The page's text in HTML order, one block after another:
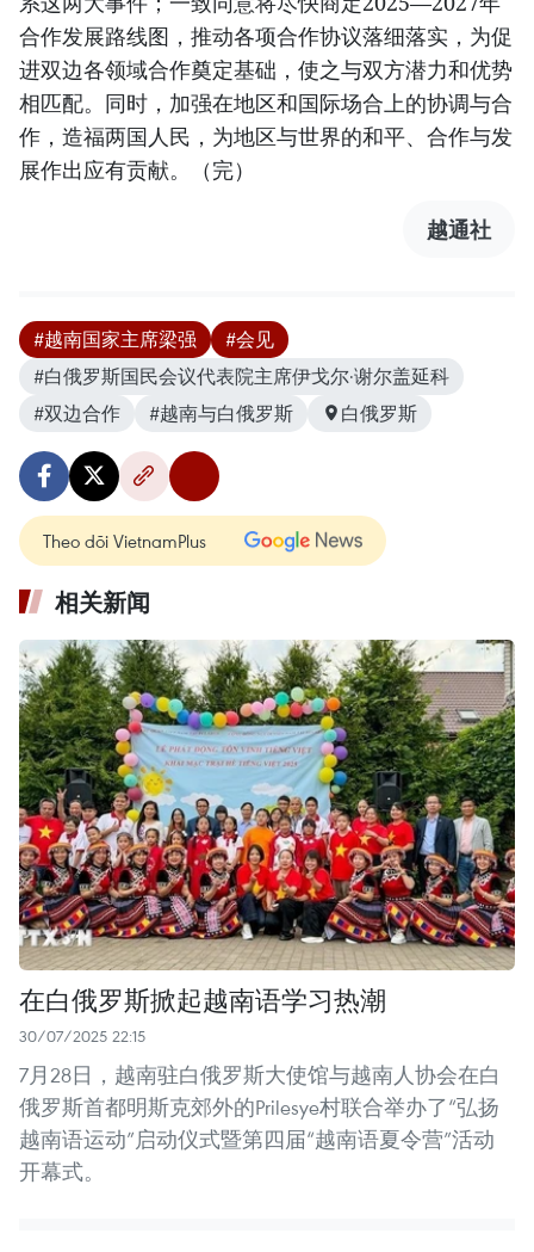
合作发展路线图，推动各项合作协议落细落实，为促
进双边各领域合作奠定基础，使之与双方潜力和优势
相匹配。同时，加强在地区和国际场合上的协调与合
作，造福两国人民，为地区与世界的和平、合作与发
展作出应有贡献。（完）
越通社
#越南国家主席梁强
#会见
#白俄罗斯国民会议代表院主席伊戈尔·谢尔盖延科
#双边合作
#越南与白俄罗斯 白俄罗斯
Theo dõi VietnamPlus
相关新闻
在白俄罗斯掀起越南语学习热潮
30/07/2025 22:15
7月28日，越南驻白俄罗斯大使馆与越南人协会在白
俄罗斯首都明斯克郊外的Prilesye村联合举办了“弘扬
越南语运动”启动仪式暨第四届“越南语夏令营”活动
开幕式。